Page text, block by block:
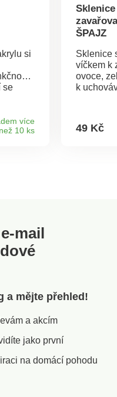
si
se
tvar
stůl
více
než 10 ks
Sklenice
ŠPAJZ
Sklenice
víčkem k
ovoce,
k
objem
49 Kč
mail
a mějte přehled!
a akcím
jako první
na domácí pohodu